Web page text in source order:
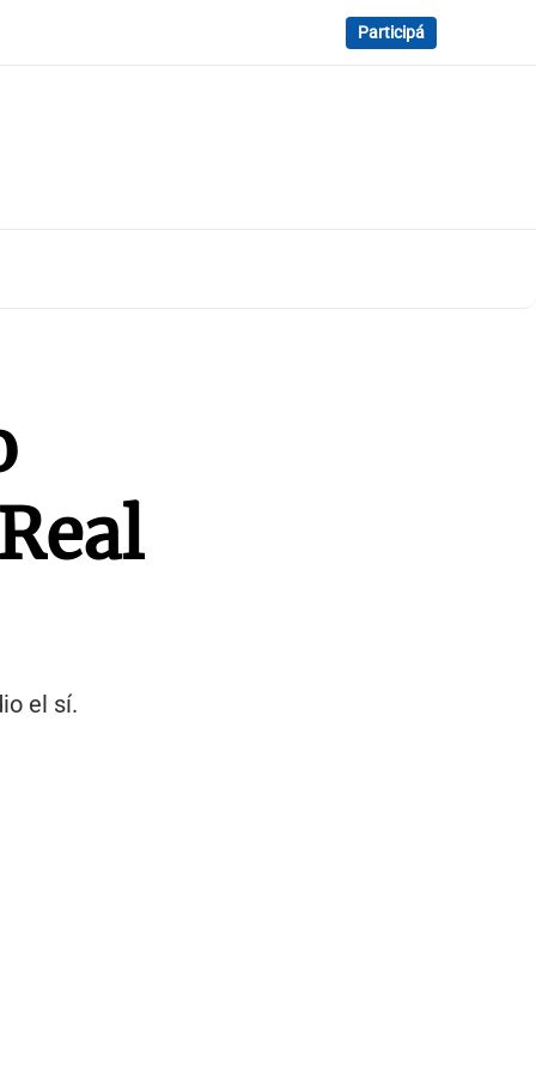
Participá
el sí.